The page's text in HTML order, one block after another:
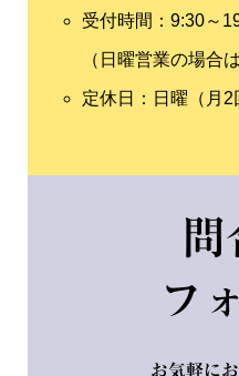
受付時間：9:30～
（日曜営業の場合
定休日：日曜（月
問
フ
お気軽に